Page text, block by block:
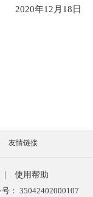
年1 2 月 18日
友情链接
使用帮助
： 35042402000107